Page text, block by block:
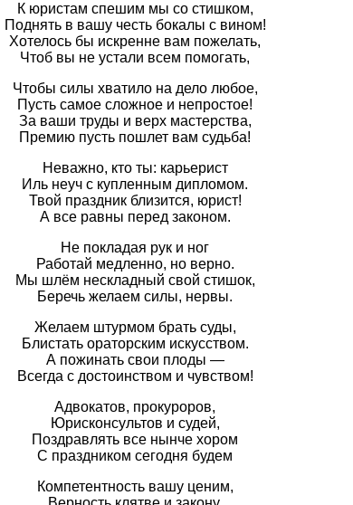
К юристам спешим мы со стишком,
Поднять в вашу честь бокалы с вином!
Хотелось бы искренне вам пожелать,
Чтоб вы не устали всем помогать,
Чтобы силы хватило на дело любое,
Пусть самое сложное и непростое!
За ваши труды и верх мастерства,
Премию пусть пошлет вам судьба!
Неважно, кто ты: карьерист
Иль неуч с купленным дипломом.
Твой праздник близится, юрист!
А все равны перед законом.
Не покладая рук и ног
Работай медленно, но верно.
Мы шлём нескладный свой стишок,
Беречь желаем силы, нервы.
Желаем штурмом брать суды,
Блистать ораторским искусством.
А пожинать свои плоды —
Всегда с достоинством и чувством!
Адвокатов, прокуроров,
Юрисконсультов и судей,
Поздравлять все нынче хором
С праздником сегодня будем
Компетентность вашу ценим,